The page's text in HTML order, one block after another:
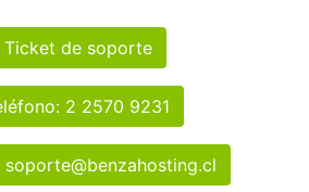
de soporte
2 2570 9231